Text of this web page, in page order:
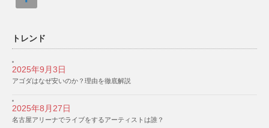
トレンド
2025年9月3日
アゴダはなぜ安いのか？理由を徹底解説
2025年8月27日
名古屋アリーナでライブをするアーティストは誰？